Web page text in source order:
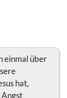
einmal über
hat,
Angst